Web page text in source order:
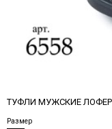
ТУФЛИ МУЖСКИЕ
Размер